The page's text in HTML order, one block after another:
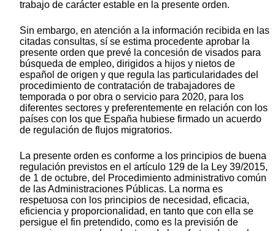
trabajo de carácter estable en la presente orden.
Sin embargo, en atención a la información recibida en las
citadas consultas, sí se estima procedente aprobar la
presente orden que prevé la concesión de visados para
búsqueda de empleo, dirigidos a hijos y nietos de
español de origen y que regula las particularidades del
procedimiento de contratación de trabajadores de
temporada o por obra o servicio para 2020, para los
diferentes sectores y preferentemente en relación con los
países con los que España hubiese firmado un acuerdo
de regulación de flujos migratorios.
La presente orden es conforme a los principios de buena
regulación previstos en el artículo 129 de la Ley 39/2015,
de 1 de octubre, del Procedimiento administrativo común
de las Administraciones Públicas. La norma es
respetuosa con los principios de necesidad, eficacia,
eficiencia y proporcionalidad, en tanto que con ella se
persigue el fin pretendido, como es la previsión de